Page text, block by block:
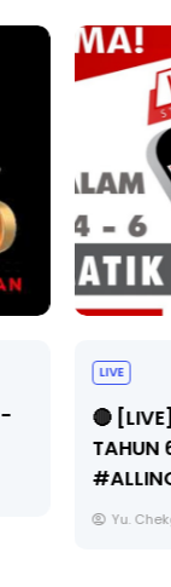
SR, WANG
CIKGU ANITA
#...
7 hari yang lalu